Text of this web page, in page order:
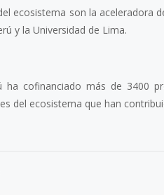
ecosistema son la aceleradora
y la Universidad de Lima.
ha cofinanciado más de 3400
del ecosistema que han